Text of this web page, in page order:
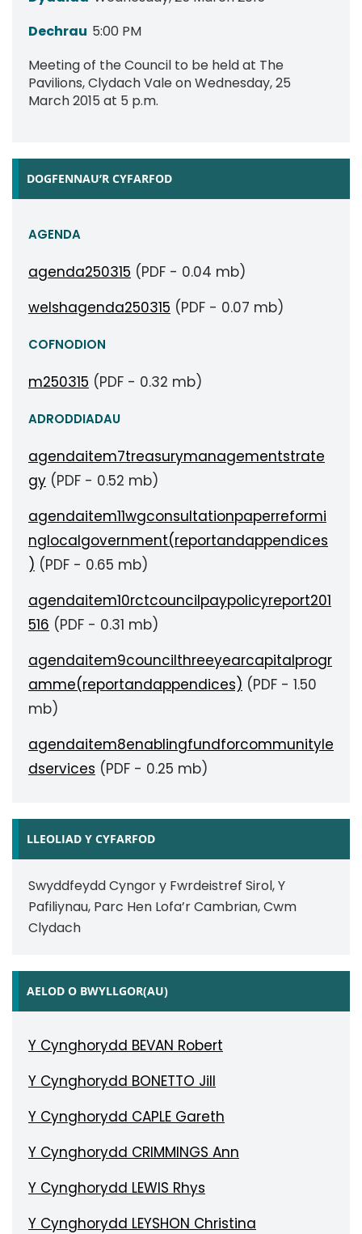
Dechrau 5:00 PM
Meeting of the Council to be held at The
Pavilions, Clydach Vale on Wednesday, 25
March 2015 at 5 p.m.
DOGFENNAU’R CYFARFOD
AGENDA
agenda250315 (PDF - 0.04 mb)
welshagenda250315 (PDF - 0.07 mb)
COFNODION
m250315 (PDF - 0.32 mb)
ADRODDIADAU
agendaitem7treasurymanagementstrate
gy (PDF - 0.52 mb)
agendaitem11wgconsultationpaperreformi
nglocalgovernment(reportandappendices
) (PDF - 0.65 mb)
agendaitem10rctcouncilpaypolicyreport201
516 (PDF - 0.31 mb)
agendaitem9councilthreeyearcapitalprogr
amme(reportandappendices) (PDF - 1.50
mb)
agendaitem8enablingfundforcommunityle
dservices (PDF - 0.25 mb)
LLEOLIAD Y CYFARFOD
Swyddfeydd Cyngor y Fwrdeistref Sirol, Y
Pafiliynau, Parc Hen Lofa’r Cambrian, Cwm
Clydach
AELOD O BWYLLGOR(AU)
Y Cynghorydd BEVAN Robert
Y Cynghorydd BONETTO Jill
Y Cynghorydd CAPLE Gareth
Y Cynghorydd CRIMMINGS Ann
Y Cynghorydd LEWIS Rhys
Y Cynghorydd LEYSHON Christina